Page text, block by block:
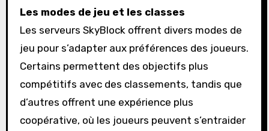
Les modes de jeu et les classes
Les serveurs SkyBlock offrent divers modes de
jeu pour s’adapter aux préférences des joueurs.
Certains permettent des objectifs plus
compétitifs avec des classements, tandis que
d’autres offrent une expérience plus
coopérative, où les joueurs peuvent s’entraider